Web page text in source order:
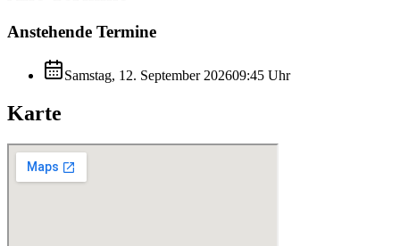
Anstehende Termine
Samstag, 12. September 202609:45 Uhr
Karte